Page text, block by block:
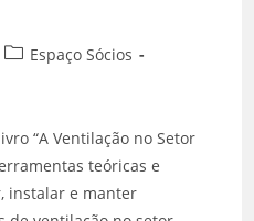
Espaço Sócios
“A Ventilação no Setor
teóricas e
instalar e manter